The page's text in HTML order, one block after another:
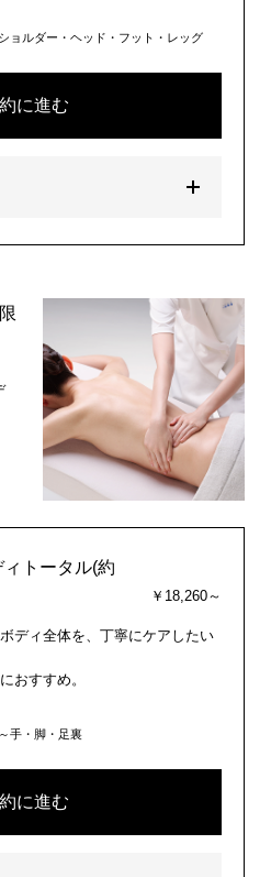
ョルダー・ヘッド・フット・レッグ
に進む
ィトータル(約
￥18,260～
ディ全体を、丁寧にケアしたい
おすすめ。
手・脚・足裏
に進む